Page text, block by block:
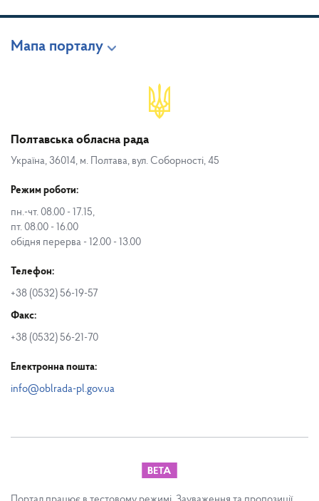
Мапа порталу
Полтавська обласна рада
Україна, 36014, м. Полтава, вул. Соборності, 45
Режим роботи:
пн.-чт. 08.00 - 17.15,
пт. 08.00 - 16.00
обідня перерва - 12.00 - 13.00
Телефон:
+38 (0532) 56-19-57
Факс:
+38 (0532) 56-21-70
Електронна пошта:
info@oblrada-pl.gov.ua